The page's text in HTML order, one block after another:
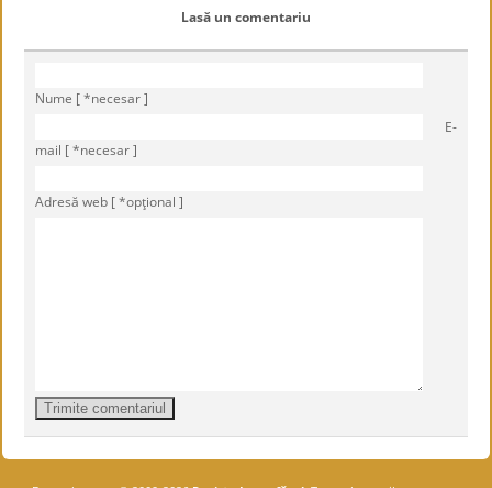
Lasă un comentariu
Nume [ *necesar ]
E-
mail [ *necesar ]
Adresă web [ *opţional ]